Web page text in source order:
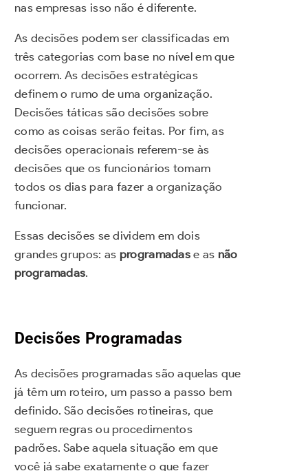
nas empresas isso não é diferente.
As decisões podem ser classificadas em
três categorias com base no nível em que
ocorrem. As decisões estratégicas
definem o rumo de uma organização.
Decisões táticas são decisões sobre
como as coisas serão feitas. Por fim, as
decisões operacionais referem-se às
decisões que os funcionários tomam
todos os dias para fazer a organização
funcionar.
Essas decisões se dividem em dois
grandes grupos: as programadas e as não
programadas.
Decisões Programadas
As decisões programadas são aquelas que
já têm um roteiro, um passo a passo bem
definido. São decisões rotineiras, que
seguem regras ou procedimentos
padrões. Sabe aquela situação em que
você já sabe exatamente o que fazer